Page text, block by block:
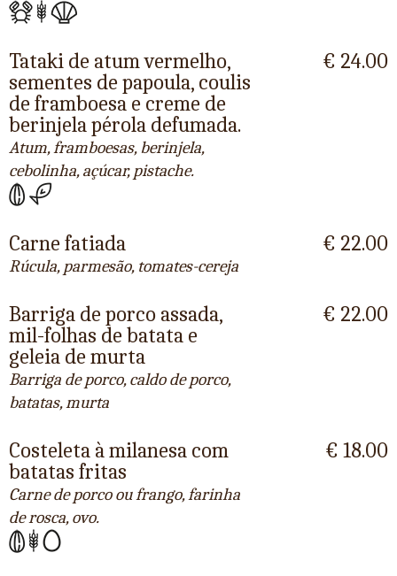
Tataki de atum vermelho,
sementes de papoula, coulis
de framboesa e creme de
berinjela pérola defumada.
Atum, framboesas, berinjela,
cebolinha, açúcar, pistache.
€ 24.00
Carne fatiada
Rúcula, parmesão, tomates-cereja
€ 22.00
Barriga de porco assada,
mil-folhas de batata e
geleia de murta
Barriga de porco, caldo de porco,
batatas, murta
€ 22.00
Costeleta à milanesa com
batatas fritas
Carne de porco ou frango, farinha
de rosca, ovo.
€ 18.00